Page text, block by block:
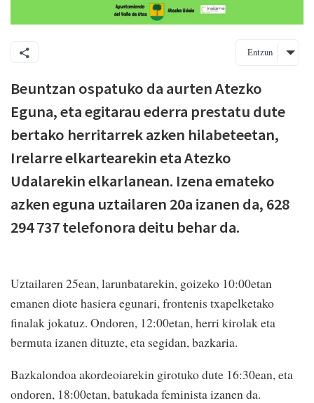
Entzun
Beuntzan ospatuko da aurten Atezko
Eguna, eta egitarau ederra prestatu dute
bertako herritarrek azken hilabeteetan,
Irelarre elkartearekin eta Atezko
Udalarekin elkarlanean. Izena emateko
azken eguna uztailaren 20a izanen da, 628
294 737 telefonora deitu behar da.
Uztailaren 25ean, larunbatarekin, goizeko 10:00etan
emanen diote hasiera egunari, frontenis txapelketako
finalak jokatuz. Ondoren, 12:00etan, herri kirolak eta
bermuta izanen dituzte, eta segidan, bazkaria.
Bazkalondoa akordeoiarekin girotuko dute 16:30ean, eta
ondoren, 18:00etan, batukada feminista izanen da.